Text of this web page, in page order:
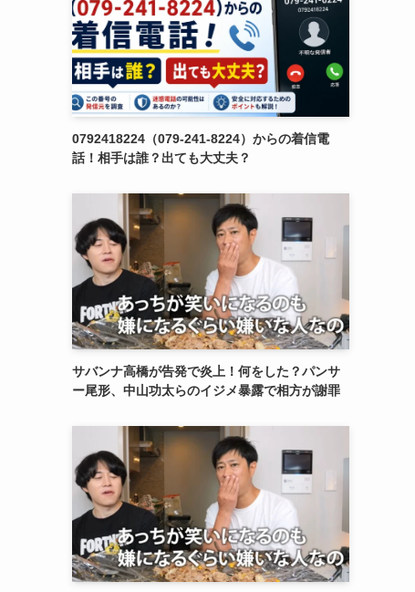
0792418224（079-241-8224）からの着信電
話！相手は誰？出ても大丈夫？
サバンナ高橋が告発で炎上！何をした？パンサ
ー尾形、中山功太らのイジメ暴露で相方が謝罪